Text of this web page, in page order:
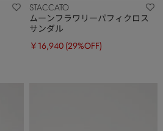
STACCATO
ムーンフラワリーパフィクロス
サンダル
￥16,940 (29%OFF)